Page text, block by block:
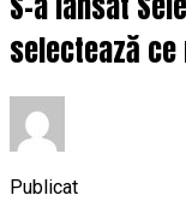
selectează
Publicat